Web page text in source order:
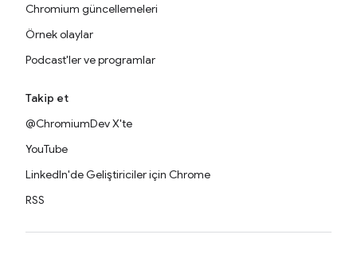
Chromium güncellemeleri
Örnek olaylar
Podcast'ler ve programlar
Takip et
@ChromiumDev X'te
YouTube
LinkedIn'de Geliştiriciler için Chrome
RSS